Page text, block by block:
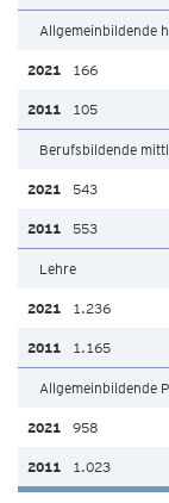
Allgemeinbildende
166
105
Berufsbildende
543
553
Lehre
1.236
1.165
Allgemeinbildende
958
1.023